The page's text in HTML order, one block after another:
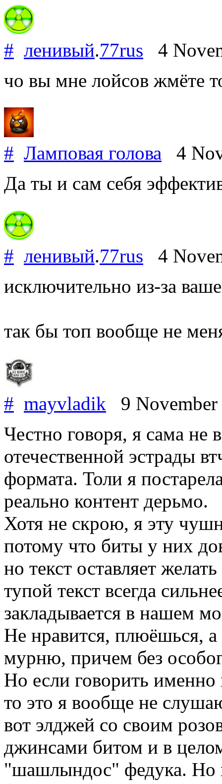
# ленивый.77rus 4
чо вы мне лойсов жмёте
# Ламповая голова 4
Да ты и сам себя
# ленивый.77rus 4
исключительно из-за
так бы топ вообще не
# mayvladik 9
Честно говоря, я сама не
отечественной эстрады
формата. Толи я
реально контент дерьмо.
Хотя не скрою, я эту
потому что биты у них
но текст оставляет
тупой текст всегда
закладывается в нашем
Не нравится, плюёшься,
мурню, причем без
Но если говорить
то это я вообще не
вот элджей со своим
джинсами битом и в
"шашлындос" федука. Но